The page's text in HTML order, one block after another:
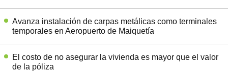
Avanza instalación de carpas metálicas como terminales
temporales en Aeropuerto de Maiquetía
El costo de no asegurar la vivienda es mayor que el valor
de la póliza